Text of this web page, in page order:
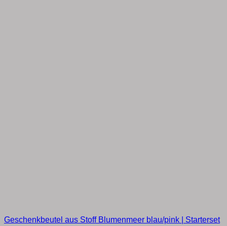
Geschenkbeutel aus Stoff Blumenmeer blau/pink | Starterset